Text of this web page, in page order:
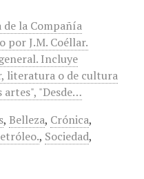
la Compañía
por J.M. Coéllar.
Incluye
literatura o de cultura
artes", "Desde…
, Belleza, Crónica,
, Sociedad,